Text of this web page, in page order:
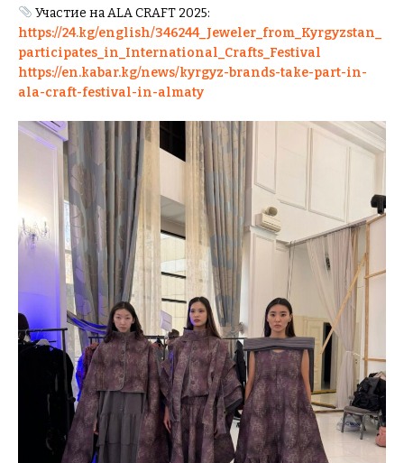
Участие на ALA CRAFT 2025:
https://24.kg/english/346244_Jeweler_from_Kyrgyzstan_
participates_in_International_Crafts_Festival
https://en.kabar.kg/news/kyrgyz-brands-take-part-in-
ala-craft-festival-in-almaty